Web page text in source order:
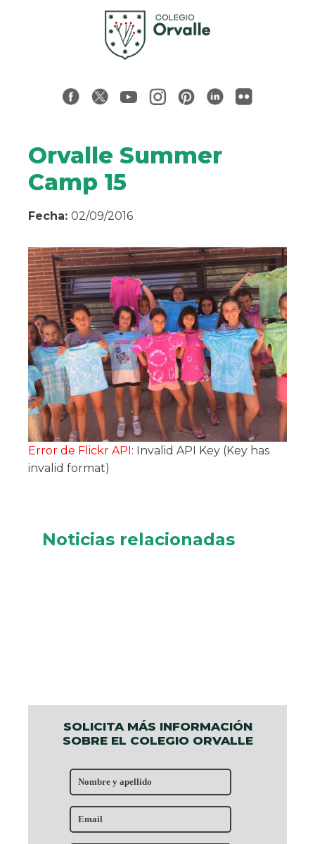
SOLICITA MÁS INFORMACIÓN
SOBRE EL COLEGIO ORVALLE
Orvalle Summer
Camp 15
Fecha: 02/09/2016
Error de Flickr API: Invalid API Key (Key has
invalid format)
Noticias relacionadas